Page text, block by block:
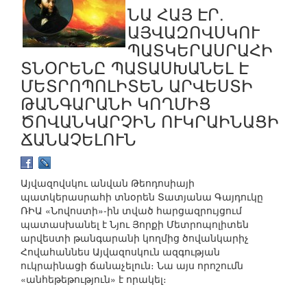
ՆԱ ՀԱՅ ԷՐ.
ԱՅՎԱԶՈՎՍԿՈՒ
ՊԱՏԿԵՐԱՍՐԱՀԻ
ՏՆՕՐԵՆԸ ՊԱՏԱՍԽԱՆԵԼ Է
ՄԵՏՐՈՊՈԼԻՏԵՆ ԱՐՎԵՍՏԻ
ԹԱՆԳԱՐԱՆԻ ԿՈՂՄԻՑ
ԾՈՎԱՆԿԱՐՉԻՆ ՈՒԿՐԱԻՆԱՑԻ
ՃԱՆԱՉԵԼՈՒՆ
Այվազովսկու անվան Թեոդոսիայի
պատկերասրահի տնօրեն Տատյանա Գայդուկը
ՌԻԱ «Նովոստի»-ին տված հարցազրույցում
պատասխանել է Նյու Յորքի Մետրոպոլիտեն
արվեստի թանգարանի կողմից ծովանկարիչ
Հովահաննես Այվազոսկուն ազգության
ուկրաինացի ճանաչելուն։ Նա այս որոշումն
«անհեթեթություն» է որակել։